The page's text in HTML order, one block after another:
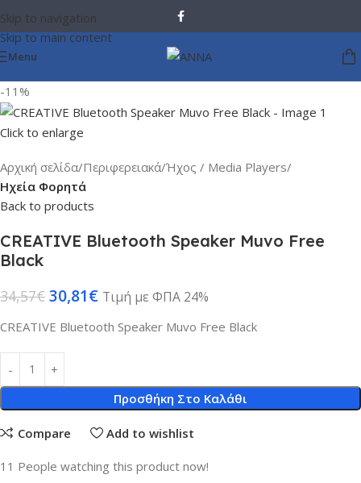
Skip to navigation
Skip to main content
Menu
-11%
Click to enlarge
Αρχική σελίδα Περιφερειακά Ήχος / Media Players
Ηχεία Φορητά
Back to products
CREATIVE Bluetooth Speaker Muvo Free
Black
34,57€ 30,81€ Τιμή με ΦΠΑ 24%
CREATIVE Bluetooth Speaker Muvo Free Black
Προσθήκη Στο Καλάθι
Compare Add to wishlist
11 People watching this product now!